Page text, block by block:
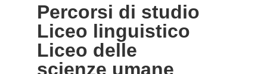
percorsi di studio
liceo linguistico
liceo delle
scienze umane